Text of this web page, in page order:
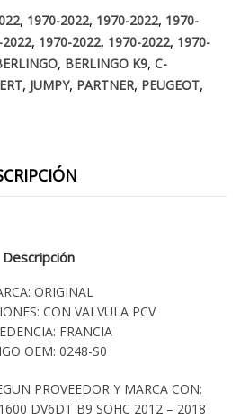
, 1970-2022, 1970-2022, 1970-
, 1970-2022, 1970-2022, 1970-
, BERLINGO K9, C-
, JUMPY, PARTNER, PEUGEOT,
Descripción
ORIGINAL
CON VALVULA PCV
FRANCIA
OEM: 0248-S0
PROVEEDOR Y MARCA CON:
DV6DT B9 SOHC 2012 – 2018